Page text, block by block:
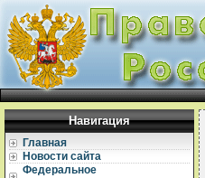
Навигация
Главная
Новости сайта
Федеральное